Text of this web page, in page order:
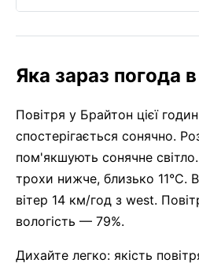
Яка зараз погода
Повітря у Брайтон цієї
спостерігається сонячно.
пом'якшують сонячне
трохи нижче, близько 11°C.
вітер 14 км/год з west.
вологість — 79%.
Дихайте легко: якість